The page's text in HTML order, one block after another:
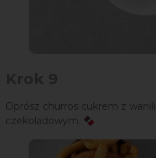
Oprósz churros cukrem z
czekoladowym. 🍫